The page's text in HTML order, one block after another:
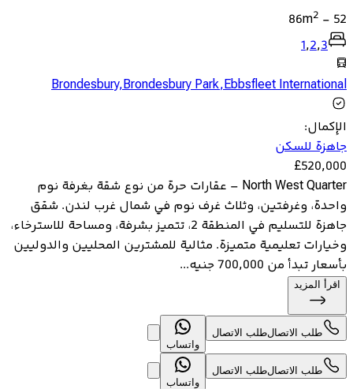
52
-
86m2
1,2,3
Brondesbury,Brondesbury Park,Ebbsfleet International
الإكمال:
جاهزة للسكن
£520,000
North West Quarter – عقارات حرة من نوع شقة بغرفة نوم
واحدة، وغرفتين، وثلاث غرف نوم في شمال غرب لندن. شقق
جاهزة للتسليم في المنطقة 2، تتميز بشرفة، ومساحة للاسترخاء،
وخيارات تعليمية متميزة. مثالية للمشترين المحليين والدوليين
بأسعار تبدأ من 700,000 جنيه...
اقرأ المزيد
طلب الاتصالطلب الاتصال
واتساب
طلب الاتصالطلب الاتصال
واتساب